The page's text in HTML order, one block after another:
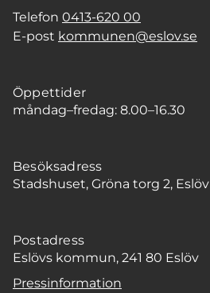
Telefon 0413-620 00
E-post kommunen@eslov.se
Öppettider
måndag–fredag: 8.00–16.30
Besöksadress
Stadshuset, Gröna torg 2, Eslöv
Postadress
Eslövs kommun, 241 80 Eslöv
Pressinformation